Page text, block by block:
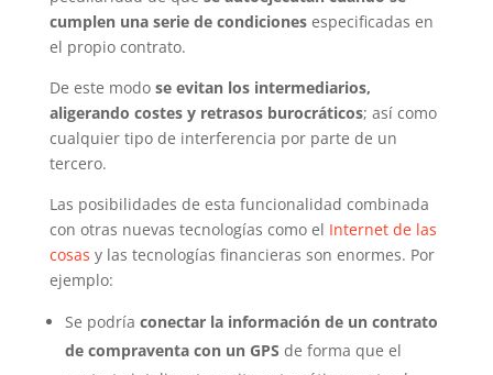
cumplen una serie de condicionesespecificadas en
el propio contrato.
De este modo se evitan los intermediarios,
aligerando costes y retrasos burocráticos; así como
cualquier tipo de interferencia por parte de un
tercero.
Las posibilidades de esta funcionalidad combinada
con otras nuevas tecnologías como el Internet de las
cosas y las tecnologías financieras son enormes. Por
ejemplo:
Se podría conectar la información de un contrato
de compraventa con un GPS de forma que el